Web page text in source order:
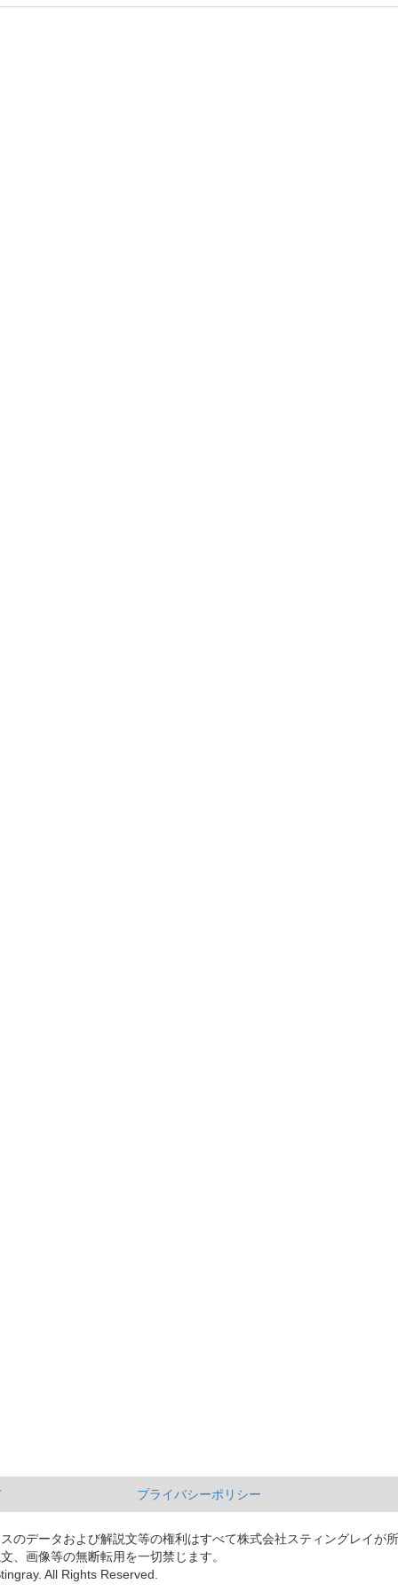
プライバシーポリシー
のデータおよび解説文等の権利はすべて株式会社スティングレイが
、画像等の無断転用を一切禁じます。
All Rights Reserved.